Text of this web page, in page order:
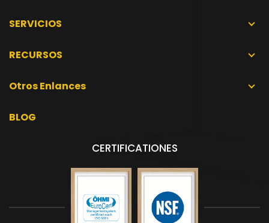
SERVICIOS
RECURSOS
Otros Enlances
BLOG
CERTIFICATIONES